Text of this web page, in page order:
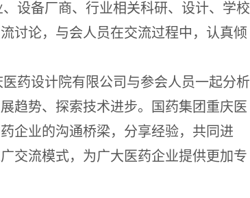
设备厂商、行业相关科研、设计、学校
讨论，与会人员在交流过程中，认真倾
药设计院有限公司与参会人员一起分析
趋势、探索技术进步。国药集团重庆医
企业的沟通桥梁，分享经验，共同进
交流模式，为广大医药企业提供更加专